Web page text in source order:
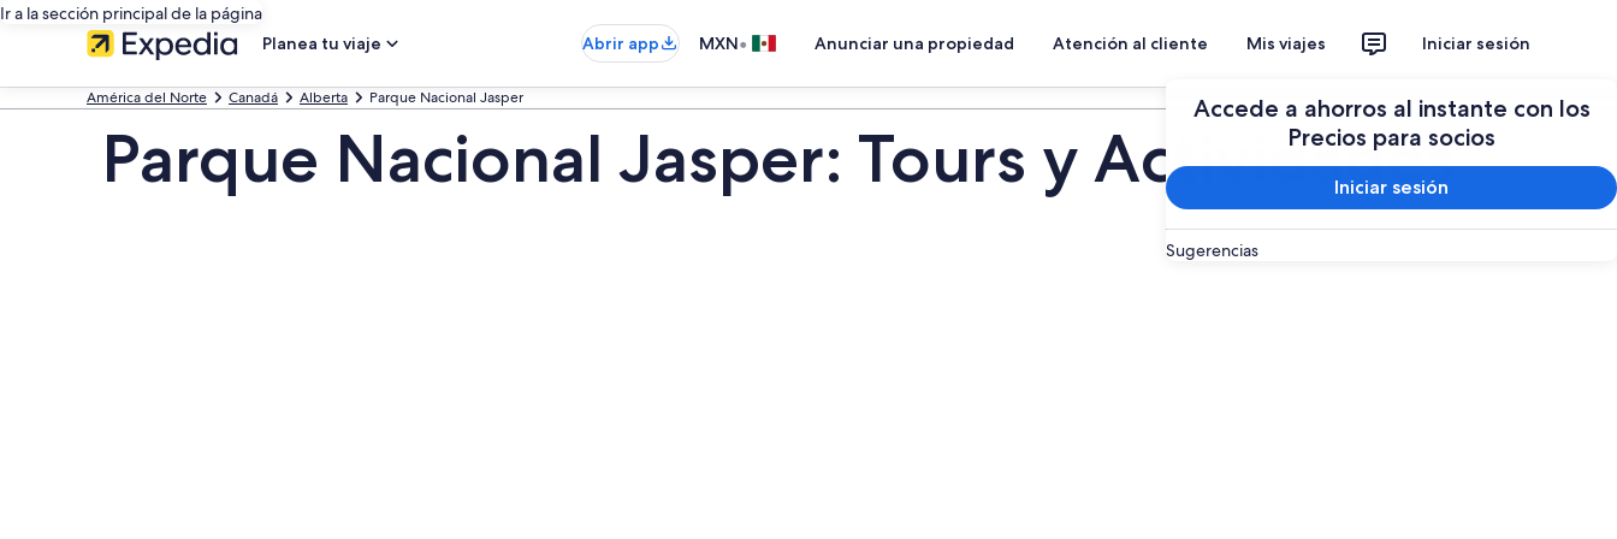
Ir a la sección principal de la página
Planea tu viaje
Abrir app MXN• Anunciar una propiedad Atención al cliente Mis viajes Iniciar sesión
Accede a ahorros al instante con los
Precios para socios
Iniciar sesión
Sugerencias
América del Norte Canadá Alberta Parque Nacional Jasper Planear un viaje
Parque Nacional Jasper: Tours y Actividades